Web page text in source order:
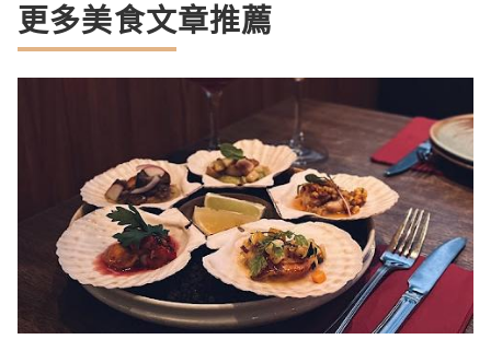
更多美食文章推薦